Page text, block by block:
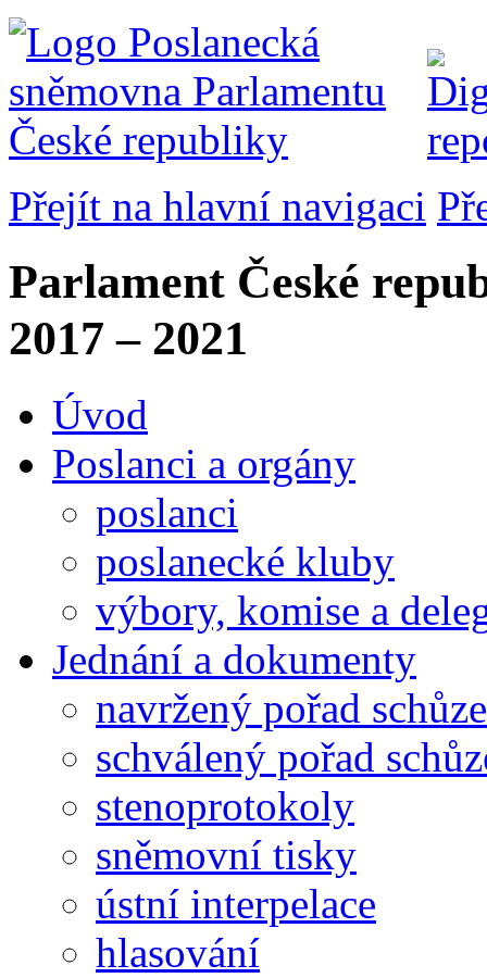
Přejít na hlavní navigaci
Parlament České
2017 – 2021
Úvod
Poslanci a orgány
poslanci
poslanecké kluby
výbory, komise a
Jednání a dokumenty
navržený pořad schůze
schválený pořad
stenoprotokoly
sněmovní tisky
ústní interpelace
hlasování